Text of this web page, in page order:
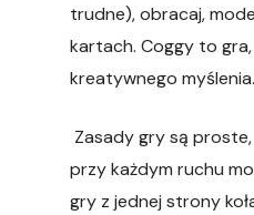
trudne), obracaj,
kartach. Coggy to
kreatywnego myślenia.
Zasady gry są proste,
przy każdym ruchu
gry z jednej strony